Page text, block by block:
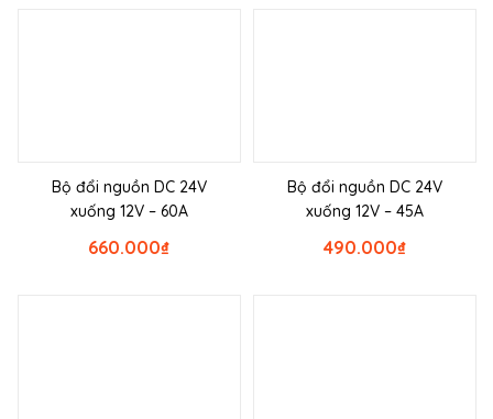
Bộ đổi nguồn DC 24V
xuống 12V – 60A
₫
660.000
Bộ đổi nguồn DC 24V
xuống 12V – 45A
₫
490.000